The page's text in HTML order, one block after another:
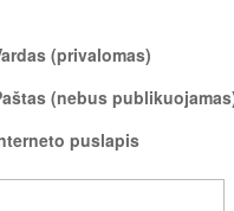
(privalomas)
(nebus
puslapis